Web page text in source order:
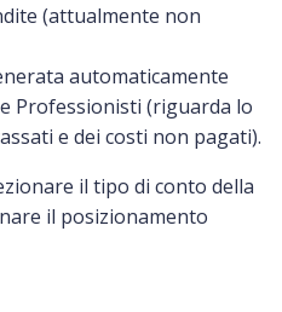
(attualmente non
automaticamente
Professionisti (riguarda lo
e dei costi non pagati).
il tipo di conto della
il posizionamento